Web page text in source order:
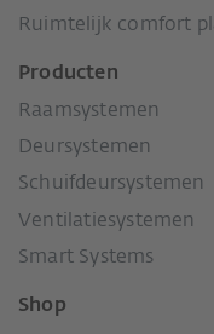
Ruimtelijk comfort
Producten
Raamsystemen
Deursystemen
Schuifdeursystemen
Ventilatiesystemen
Smart Systems
Shop